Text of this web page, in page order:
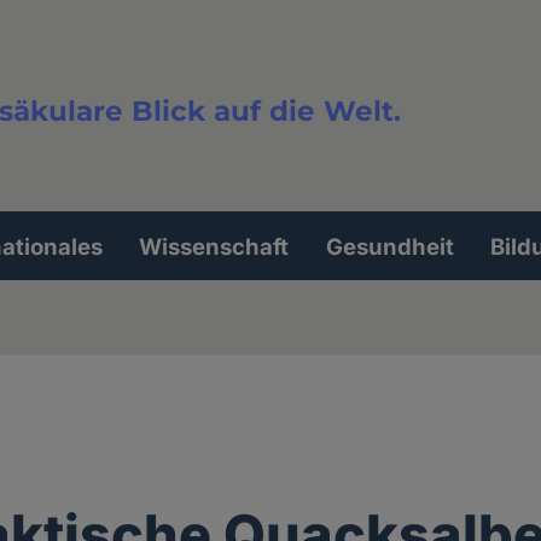
Blick auf die Welt.
Wissenschaft Gesundheit